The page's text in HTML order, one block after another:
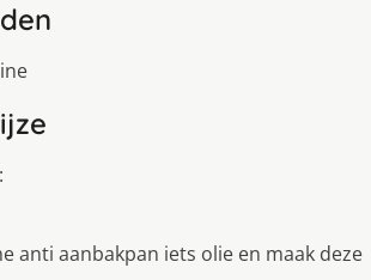
anti aanbakpan iets olie en maak deze